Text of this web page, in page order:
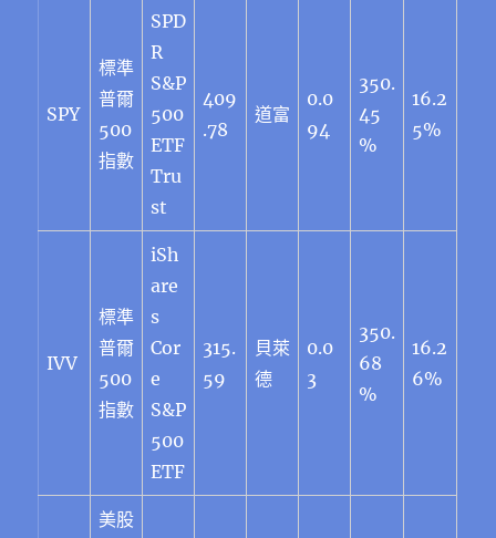
SPY
標準
普爾
500
指數
SPD
R
S&P
500
ETF
Tru
st
409
.78
道富
0.0
94
350.
45
%
16.2
5%
IVV
標準
普爾
500
指數
iSh
are
s
Cor
e
S&P
500
ETF
315.
59
貝萊
德
0.0
3
350.
68
%
16.2
6%
美股